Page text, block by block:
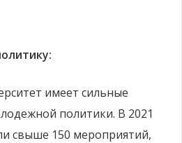
имеет сильные
политики. В 2021
свыше 150 мероприятий,